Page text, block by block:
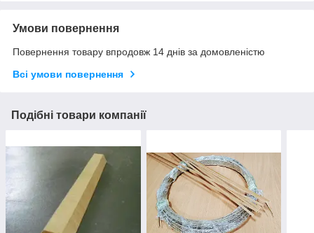
Умови повернення
Повернення товару впродовж 14 днів за домовленістю
Всі умови повернення
Подібні товари компанії